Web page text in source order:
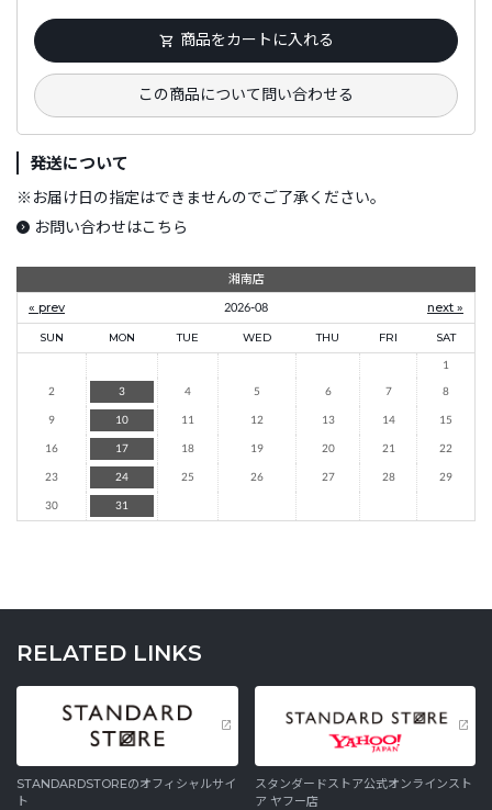
商品をカートに入れる
この商品について問い合わせる
発送について
※ お届け日の指定はできませんのでご了承ください。
お問い合わせはこちら
湘南店
« prev
2026-08 next »
SUN MON TUE WED THU FRI
SAT
1
2
3 4 5 6 7
8
9
10 11 12 13 14
15
16
17 18 19 20 21
22
23
24 25 26 27 28
29
30
31
RELATED LINKS
STANDARDSTOREのオフィシャルサイ
ト
スタンダードストア公式オンラインスト
ア ヤフー店